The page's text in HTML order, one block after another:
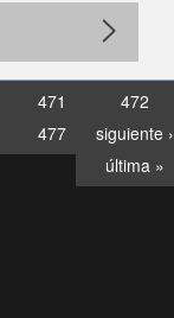
471
472
477
siguiente ›
última »